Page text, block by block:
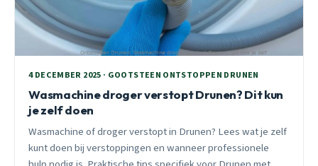
4 DECEMBER 2025 · GOOTSTEEN ONTSTOPPEN DRUNEN
Wasmachine droger verstopt Drunen? Dit kun
je zelf doen
Wasmachine of droger verstopt in Drunen? Lees wat je zelf
kunt doen bij verstoppingen en wanneer professionele